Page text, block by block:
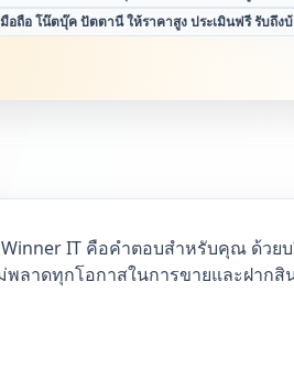
อถือ โน๊ตบุ๊ค ปัตตานี ให้ราคาสูง ประเมินฟรี รับถึง
IT คือคำตอบสำหรับคุณ ด้วย
ลาดทุกโอกาสในการขายและฝาก